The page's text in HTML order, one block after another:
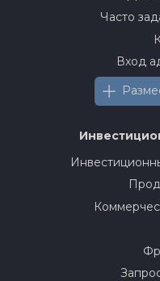
Часто
Вход